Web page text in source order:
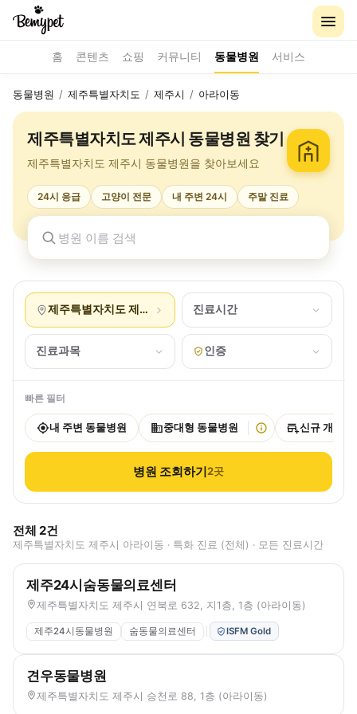
홈 콘텐츠 쇼핑 커뮤니티 동물병원 서비스
동물병원 / 제주특별자치도 / 제주시 / 아라이동
제주특별자치도 제주시 동물병원 찾기
제주특별자치도 제주시 동물병원을 찾아보세요
24시 응급 고양이 전문 내 주변 24시 주말 진료
제주특별자치도 제주시 아라이동진료시간
진료과목 인증
빠른 필터
내 주변 동물병원 중대형 동물병원 신규 개원
병원 조회하기2곳
전체 2건
제주특별자치도 제주시 아라이동 · 특화 진료 (전체) · 모든 진료시간
제주24시숨동물의료센터
제주특별자치도 제주시 연북로 632, 지1층, 1층 (아라이동)
제주24시동물병원 숨동물의료센터 ISFM Gold
견우동물병원
제주특별자치도 제주시 승천로 88, 1층 (아라이동)